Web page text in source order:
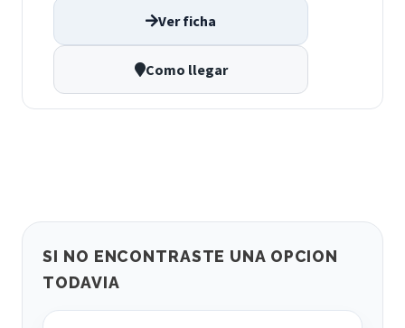
Ver ficha
Como llegar
SI NO ENCONTRASTE UNA OPCION
TODAVIA